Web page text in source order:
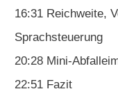
16:31 Reichweite,
Sprachsteuerung
20:28 Mini-
22:51 Fazit